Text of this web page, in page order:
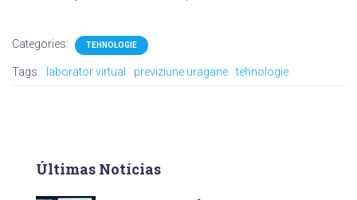
Categories: TEHNOLOGIE
Tags: laborator virtual previziune uragane tehnologie
Últimas Notícias